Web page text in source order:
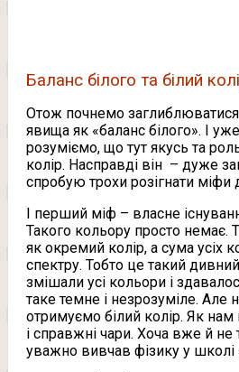
Баланс білого та білий
Отож почнемо
явища як «баланс білого». І
розуміємо, що тут якусь та
колір. Насправді він – дуже
спробую трохи розігнати міфи
І перший міф – власне
Такого кольору просто немає.
як окремий колір, а сума усіх
спектру. Тобто це такий
змішали усі кольори і
таке темне і незрозуміле. Але
отримуємо білий колір. Як
і справжні чари. Хоча вже й не
уважно вивчав фізику у